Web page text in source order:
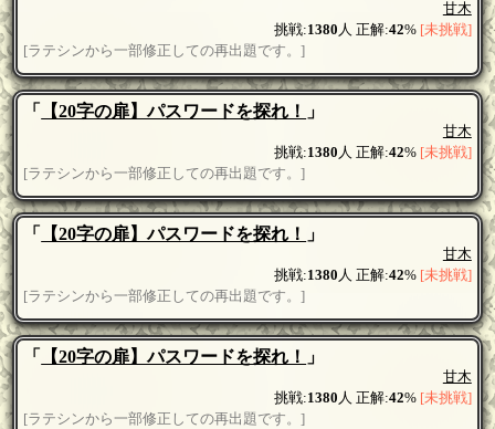
甘木
挑戦:1380 人 正解:42% [未挑戦]
[ラテシンから一部修正しての再出題です。]
「 【20字の扉】パスワードを探れ！ 」
甘木
挑戦:1380 人 正解:42% [未挑戦]
[ラテシンから一部修正しての再出題です。]
「 【20字の扉】パスワードを探れ！ 」
甘木
挑戦:1380 人 正解:42% [未挑戦]
[ラテシンから一部修正しての再出題です。]
「 【20字の扉】パスワードを探れ！ 」
甘木
挑戦:1380 人 正解:42% [未挑戦]
[ラテシンから一部修正しての再出題です。]